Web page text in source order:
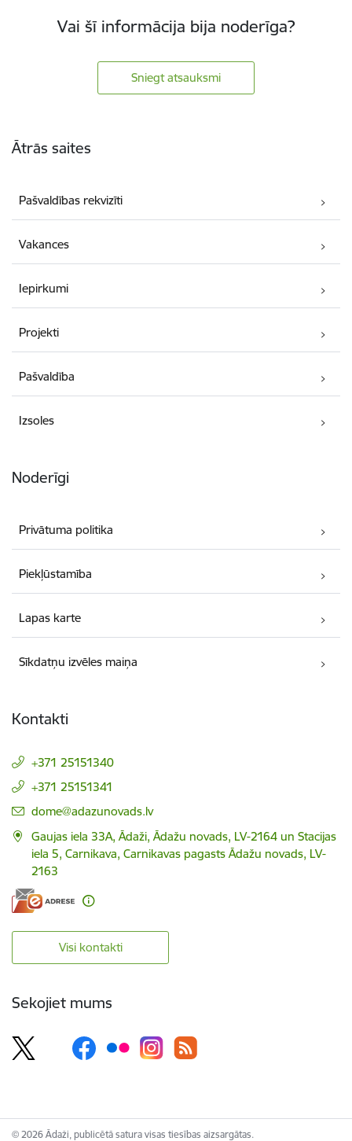
Vai šī informācija bija noderīga?
Sniegt atsauksmi
Ātrās saites
Pašvaldības rekvizīti
Vakances
Iepirkumi
Projekti
Pašvaldība
Izsoles
Noderīgi
Privātuma politika
Piekļūstamība
Lapas karte
Sīkdatņu izvēles maiņa
Kontakti
+371 25151340
+371 25151341
E-pasts:
dome@adazunovads.lv
Gaujas iela 33A, Ādaži, Ādažu novads, LV-2164 un Stacijas
iela 5, Carnikava, Carnikavas pagasts Ādažu novads, LV-
2163
Visi kontakti
Sekojiet mums
© 2026 Ādaži, publicētā satura visas tiesības aizsargātas.